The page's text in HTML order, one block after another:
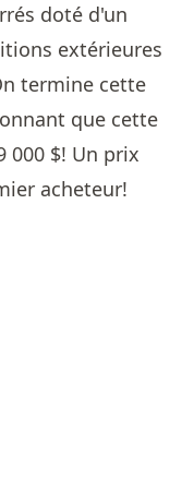
doté d'un
extérieures
termine cette
que cette
000 $! Un prix
acheteur!